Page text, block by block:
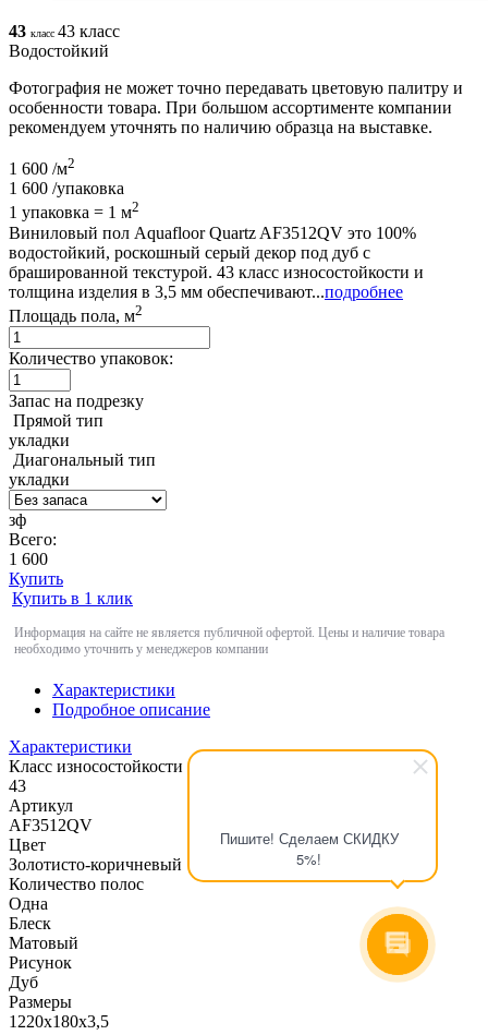
Пишите! Сделаем СКИДКУ
5%!
43 класс 43 класс
Водостойкий
Фотография не может точно передавать цветовую палитру и
особенности товара. При большом ассортименте компании
рекомендуем уточнять по наличию образца на выставке.
1 600 /м2
1 600 /упаковка
1 упаковка = 1 м2
Виниловый пол Aquafloor Quartz AF3512QV это 100%
водостойкий, роскошный серый декор под дуб с
брашированной текстурой. 43 класс износостойкости и
толщина изделия в 3,5 мм обеспечивают...подробнее
Площадь пола, м2
Количество упаковок:
Запас на подрезку
Прямой тип
укладки
Диагональный тип
укладки
зф
Всего:
1 600
Купить
Купить в 1 клик
Информация на сайте не является публичной офертой. Цены и наличие товара
необходимо уточнить у менеджеров компании
Характеристики
Подробное описание
Характеристики
Класс износостойкости
43
Артикул
AF3512QV
Цвет
Золотисто-коричневый
Количество полос
Одна
Блеск
Матовый
Рисунок
Дуб
Размеры
1220x180x3,5